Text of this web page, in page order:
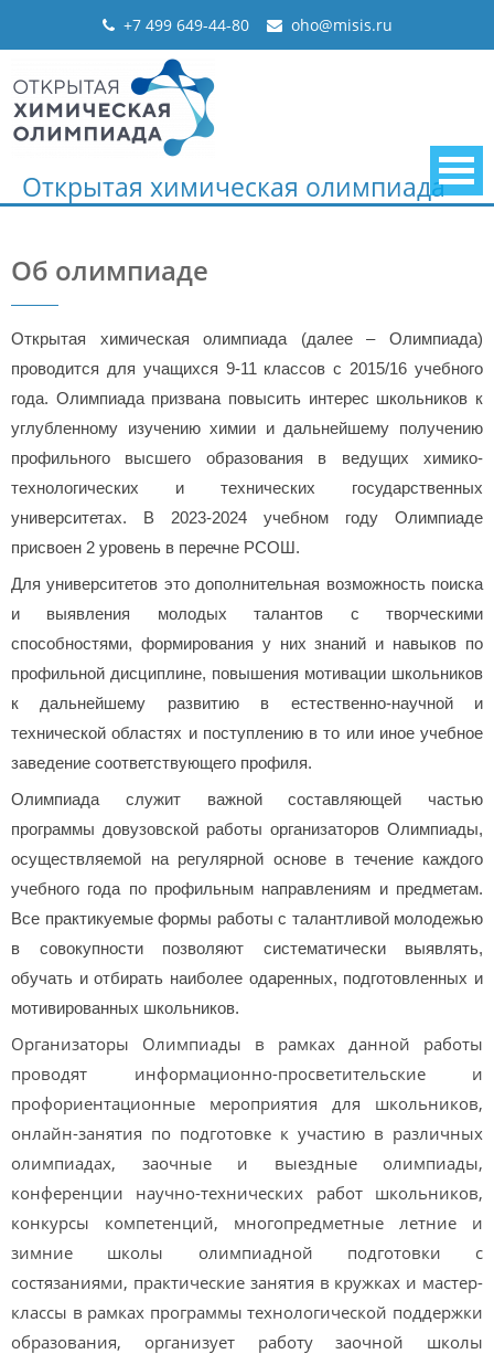
+7 499 649-44-80 oho@misis.ru
Открытая химическая олимпиада
Об олимпиаде
Открытая химическая олимпиада (далее – Олимпиада)
проводится для учащихся 9-11 классов с 2015/16 учебного
года. Олимпиада призвана повысить интерес школьников к
углубленному изучению химии и дальнейшему получению
профильного высшего образования в ведущих химико-
технологических и технических государственных
университетах. В 2023-2024 учебном году Олимпиаде
присвоен 2 уровень в перечне РСОШ.
Для университетов это дополнительная возможность поиска
и выявления молодых талантов с творческими
способностями, формирования у них знаний и навыков по
профильной дисциплине, повышения мотивации школьников
к дальнейшему развитию в естественно-научной и
технической областях и поступлению в то или иное учебное
заведение соответствующего профиля.
Олимпиада служит важной составляющей частью
программы довузовской работы организаторов Олимпиады,
осуществляемой на регулярной основе в течение каждого
учебного года по профильным направлениям и предметам.
Все практикуемые формы работы с талантливой молодежью
в совокупности позволяют систематически выявлять,
обучать и отбирать наиболее одаренных, подготовленных и
мотивированных школьников.
Организаторы Олимпиады в рамках данной работы
проводят информационно-просветительские и
профориентационные мероприятия для школьников,
онлайн-занятия по подготовке к участию в различных
олимпиадах, заочные и выездные олимпиады,
конференции научно-технических работ школьников,
конкурсы компетенций, многопредметные летние и
зимние школы олимпиадной подготовки с
состязаниями, практические занятия в кружках и мастер-
классы в рамках программы технологической поддержки
образования, организует работу заочной школы